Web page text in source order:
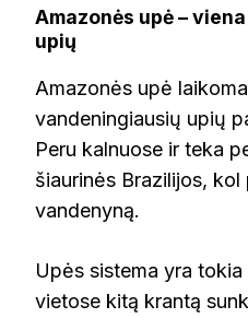
Amazonės upė –
upių
Amazonės upė
vandeningiausių upių
Peru kalnuose ir teka
šiaurinės Brazilijos,
vandenyną.
Upės sistema yra
vietose kitą krantą